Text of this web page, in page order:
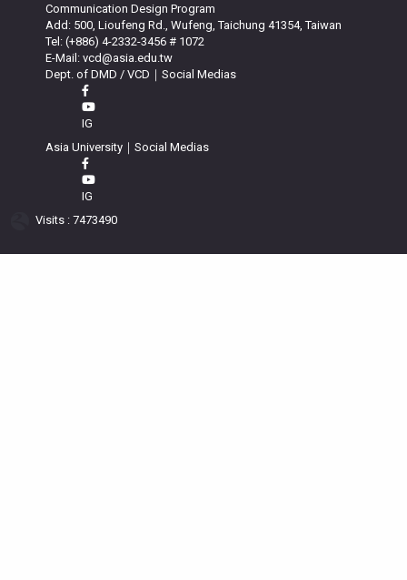
Communication Design Program
Add: 500, Lioufeng Rd., Wufeng, Taichung 41354, Taiwan
Tel: (+886) 4-2332-3456 # 1072
E-Mail: vcd@asia.edu.tw
Dept. of DMD / VCD｜Social Medias
IG
Asia University｜Social Medias
IG
Visits : 7473490